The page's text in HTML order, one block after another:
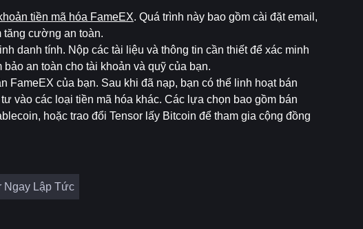
tiền mã hóa FameEX. Quá trình này bao gồm cài đặt email,
tăng cường an toàn.
danh tính. Nộp các tài liệu và thông tin cần thiết để xác minh
an toàn cho tài khoản và quỹ của bạn.
FameEX của bạn. Sau khi đã nạp, bạn có thể linh hoạt bán
vào các loại tiền mã hóa khác. Các lựa chọn bao gồm bán
hoặc trao đổi Tensor lấy Bitcoin để tham gia cộng đồng
Ngay Lập Tức